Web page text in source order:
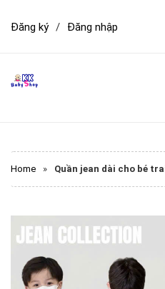
Đăng ký / Đăng nhập
Home » Quần jean dài cho bé